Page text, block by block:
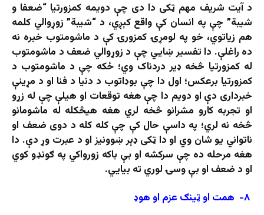
د آیت شریف مهم ټکی دا دی چې دويمه کمزورتیا “ضعفا و
شیبة” چې په انسان کې واقع کېږي، د “شیبة” زوړوالي کلمه
هم زياتوي، خو په لومړۍ کمزورۍ کې د ماشومتوب خبره نه
ده راغلې. دا تفسیر ښایي چې د زوړوالي ضعف د ماشومتوب
له کمزورتیا څخه ډیر دردناک وي؛ ځکه چې د ماشومتوب د
کمزورتیا برعکس؛ اول دا چې بوډاتوب د دنيا د فنا او د مړینې
خبرداری دې او دويم دا چې هغه توقعات او هیلې چې له زړو
او تجربه کارو مشرانو څخه لري هغه هيڅکله له ماشومانو
څخه نه لري؛ په داسې حال کې چې کله کله د دوی ضعف او
ناتواني یو شان وي او دا ټکی ډېر ښوونیز او د عبرت وړ دې. دا
هغه مرحله ده چې سرکشه او بې باکه زورواکي په ګونډو کوي
او د ضعف او بې وسۍ لوري ته بیايي.